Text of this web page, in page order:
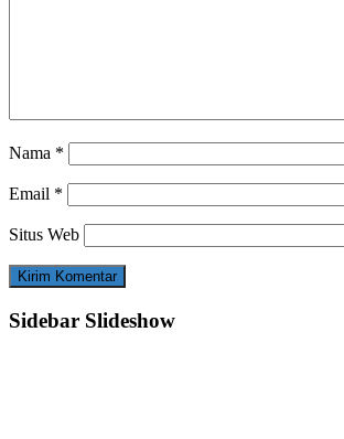
Nama *
Email *
Situs Web
Sidebar Slideshow